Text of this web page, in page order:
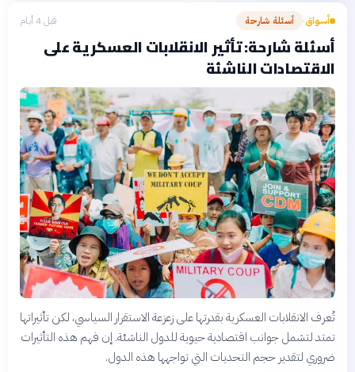
أسواق› أسئلة شارحة قبل 4 أيام
أسئلة شارحة: تأثير الانقلابات العسكرية على
الاقتصادات الناشئة
تُعرف الانقلابات العسكرية بقدرتها على زعزعة الاستقرار السياسي، لكن تأثيراتها
تمتد لتشمل جوانب اقتصادية حيوية للدول الناشئة. إن فهم هذه التأثيرات
ضروري لتقدير حجم التحديات التي تواجهها هذه الدول.